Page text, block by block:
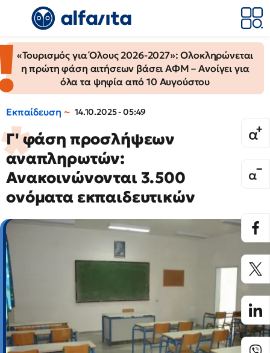
«Τουρισμός για Όλους 2026-2027»: Ολοκληρώνεται
η πρώτη φάση αιτήσεων βάσει ΑΦΜ – Ανοίγει για
όλα τα ψηφία από 10 Αυγούστου
Εκπαίδευση 14.10.2025 - 05:49
Γ' φάση προσλήψεων
αναπληρωτών:
Ανακοινώνονται 3.500
ονόματα εκπαιδευτικών